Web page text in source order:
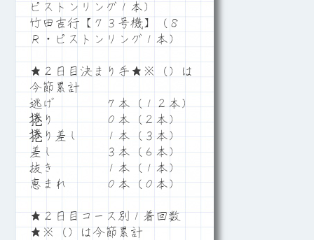
ピストンリング１本）
竹田吉行【７３号機】（８
Ｒ・ピストンリング１本）
★２日目決まり手★※（）は
今節累計
逃げ ７本（１２本）
捲り ０本（２本）
捲り差し １本（３本）
差し ３本（６本）
抜き １本（１本）
恵まれ ０本（０本）
★２日目コース別１着回数
★※（）は今節累計